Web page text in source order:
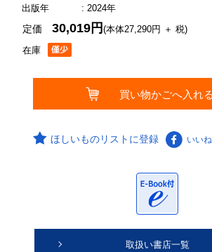
出版年
: 2024年
在庫
定価30,019円(本体27,290円 ＋ 税)
ほしいものリストに登録 いいね
取扱い書店一覧